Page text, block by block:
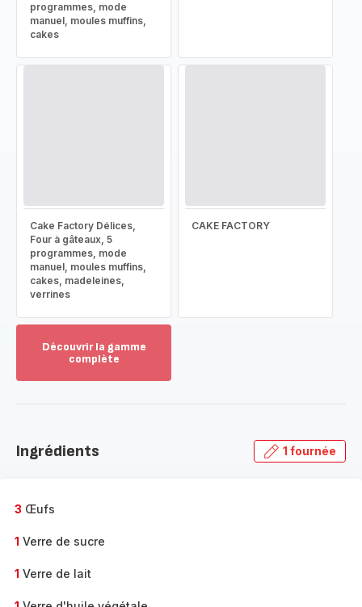
programmes, mode
manuel, moules muffins,
cakes
Cake Factory Délices,
Four à gâteaux, 5
programmes, mode
manuel, moules muffins,
cakes, madeleines,
verrines
CAKE FACTORY
Découvrir la gamme
complète
gamme
Ingrédients 1 fournée
3 Œufs
1 Verre de sucre
1 Verre de lait